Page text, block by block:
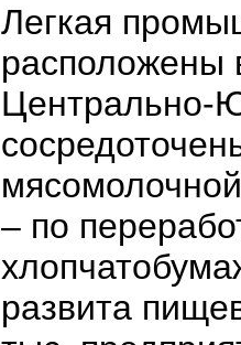
Легкая
расположены
Центрально-
– по
развита